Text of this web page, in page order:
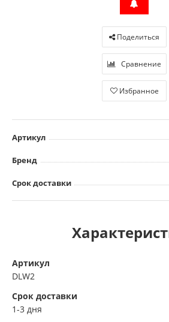
Поделиться
Сравнение
Избранное
Артикул
Бренд
Срок доставки
Артикул
DLW2
Срок доставки
1-3 дня